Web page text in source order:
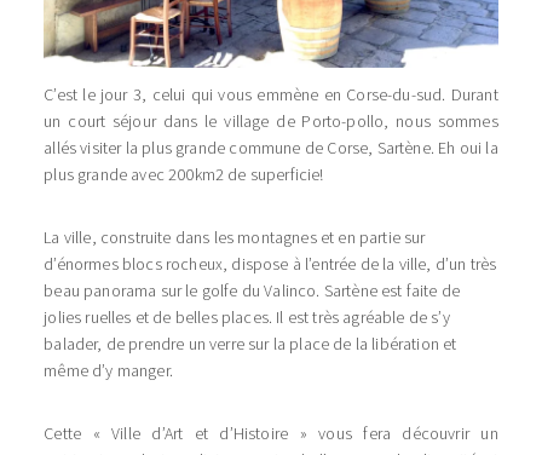
C’est le jour 3, celui qui vous emmène en Corse-du-sud. Durant
un court séjour dans le village de Porto-pollo, nous sommes
allés visiter la plus grande commune de Corse, Sartène. Eh oui la
plus grande avec 200km2 de superficie!
La ville, construite dans les montagnes et en partie sur
d’énormes blocs rocheux, dispose à l’entrée de la ville, d’un très
beau panorama sur le golfe du Valinco. Sartène est faite de
jolies ruelles et de belles places. Il est très agréable de s’y
balader, de prendre un verre sur la place de la libération et
même d’y manger.
Cette « Ville d’Art et d’Histoire » vous fera découvrir un